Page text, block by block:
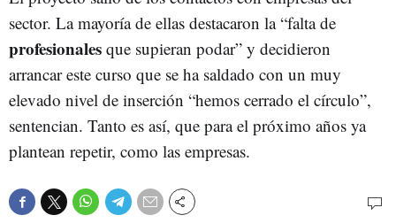
sector. La mayoría de ellas destacaron la “falta de
profesionales que supieran podar” y decidieron
arrancar este curso que se ha saldado con un muy
elevado nivel de inserción “hemos cerrado el círculo”,
sentencian. Tanto es así, que para el próximo años ya
plantean repetir, como las empresas.